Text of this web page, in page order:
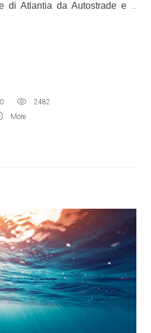
di Atlantia da Autostrade e
0
2482
More